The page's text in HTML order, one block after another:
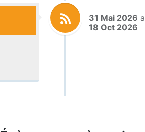
31 Mai 2026
18 Oct 2026